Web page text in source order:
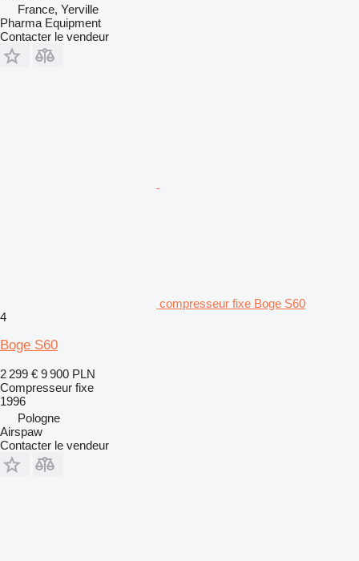
France, Yerville
Pharma Equipment
Contacter le vendeur
compresseur fixe Boge S60
4
Boge S60
2 299 € 9 900 PLN
Compresseur fixe
1996
Pologne
Airspaw
Contacter le vendeur